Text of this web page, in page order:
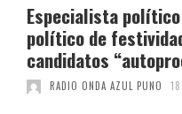
Especialista
político de
candidatos
RADIO ONDA AZUL PUNO